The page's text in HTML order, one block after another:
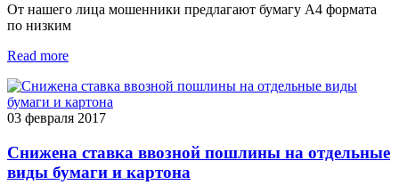
От нашего лица мошенники предлагают бумагу A4 формата
по низким
Read more
03 февраля 2017
Снижена ставка ввозной пошлины на отдельные
виды бумаги и картона